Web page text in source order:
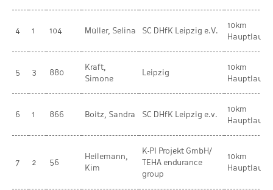
4 1 104 Müller, Selina SC DHfK Leipzig e.V.
10km
Hauptlauf
5 3 880
Kraft,
Simone
Leipzig
10km
Hauptlauf
6 1 866 Boitz, Sandra SC DHfK Leipzig e.v.
10km
Hauptlauf
7 2 56
Heilemann,
Kim
K-PI Projekt GmbH/
TEHA endurance
group
10km
Hauptlauf